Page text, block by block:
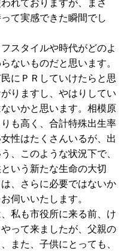
れておりますが、まさ
て実感できた瞬間でし
スタイルや時代がどのよ
ないものだと思います。
にＰＲしていけたらと思
りますし、やはりしてい
いかと思います。相模原
も高く、合計特殊出生率
性はたくさんいるが、出
、このような状況下で、
いう新たな生命の大切
、さらに必要ではないか
伺いいたします。
私も市役所に来る前、け
って来ましたが、父親の
また、子供にとっても、